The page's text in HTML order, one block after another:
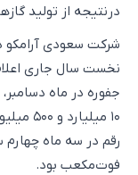
درنتیجه از تولید
شرکت سعودی آرامکو
نخست سال جاری
جفوره در ماه
۱۰
فوت‌مکعب بود.